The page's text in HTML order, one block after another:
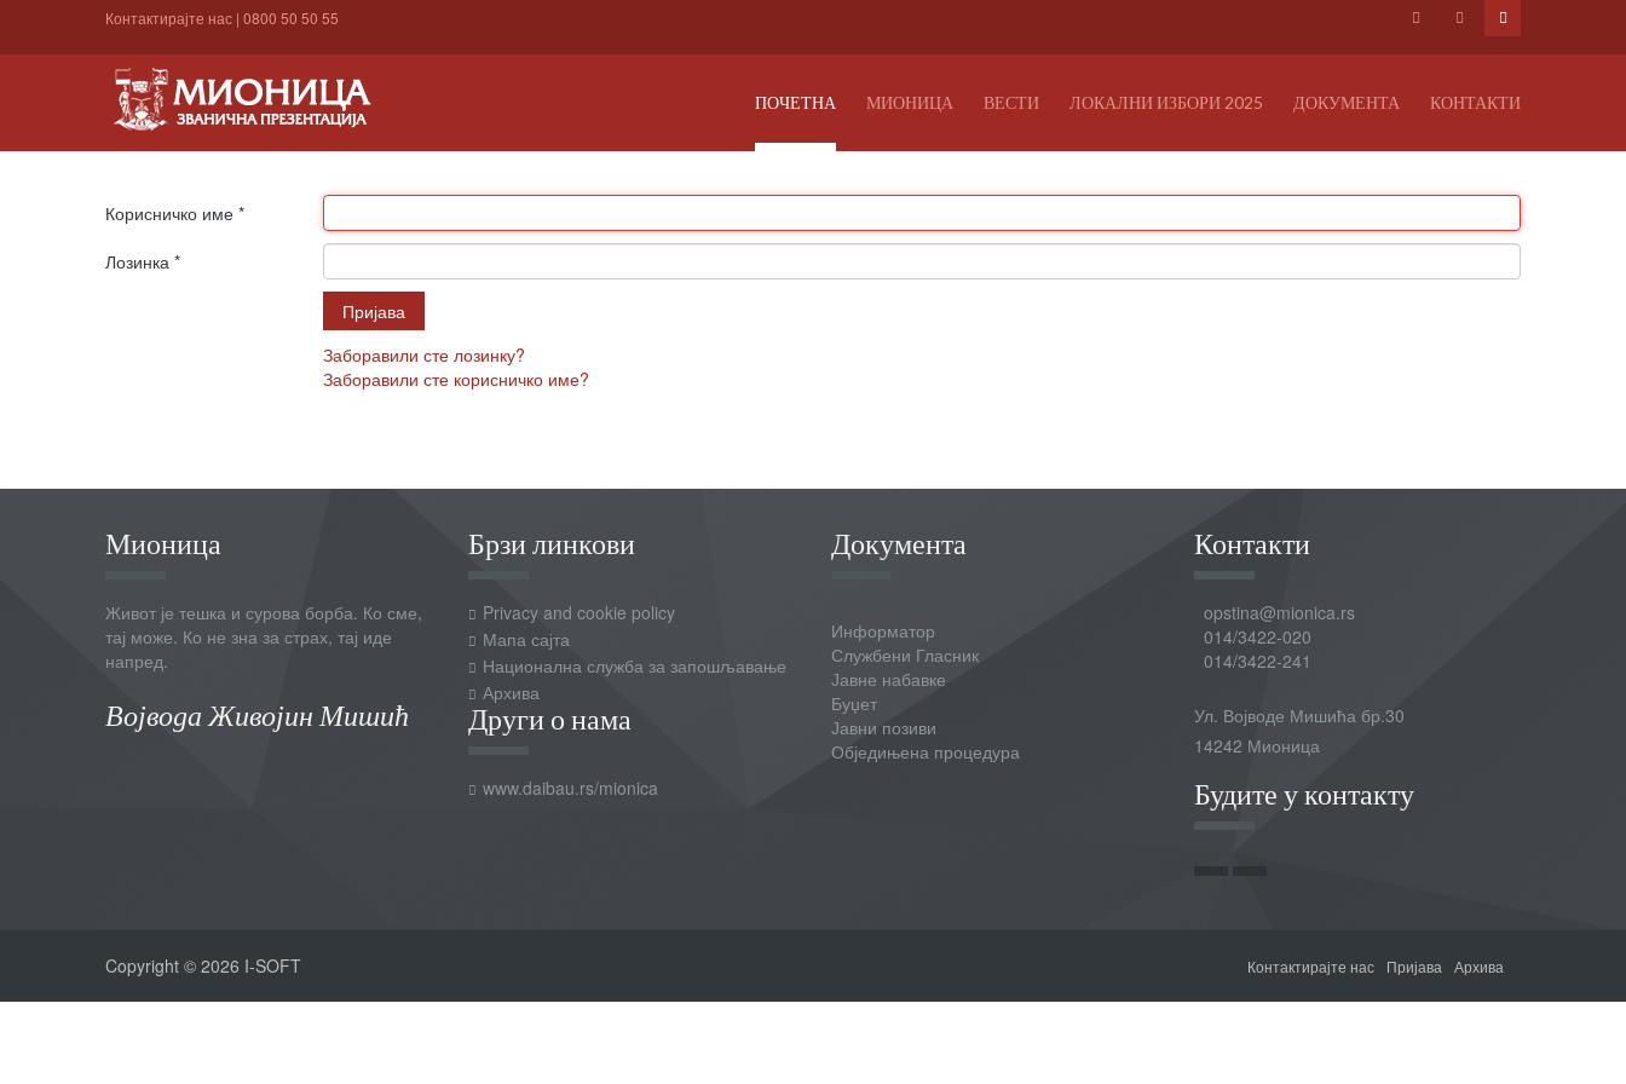
Контактирајте нас | 0800 50 50 55
ПОЧЕТНА МИОНИЦА ВЕСТИ ЛОКАЛНИ ИЗБОРИ 2025 ДОКУМЕНТА КОНТАКТИ
Корисничко име *
Лозинка *
Пријава
Заборавили сте лозинку?
Заборавили сте корисничко име?
Мионица
Живот је тешка и сурова борба. Ко сме,
тај може. Ко не зна за страх, тај иде
напред.
Војвода Живојин Мишић
Брзи линкови
Privacy and cookie policy
Мапа сајта
Национална служба за запошљавање
Архива
Други о нама
www.daibau.rs/mionica
Документа
Информатор
Службени Гласник
Јавне набавке
Буџет
Јавни позиви
Обједињена процедура
Контакти
opstina@mionica.rs
014/3422-020
014/3422-241
Ул. Војводе Мишића бр.30
14242 Мионица
Будите у контакту
Copyright © 2026 I-SOFT Контактирајте нас Пријава Архива